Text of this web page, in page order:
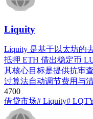
Liquity
Liquity 是基于以太坊的
抵押 ETH 借出稳定币
其核心目标是提供抗审
过算法自动调节费用与
4700
借贷市场# Liquity#